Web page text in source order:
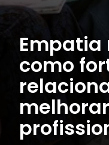
Empatia
como